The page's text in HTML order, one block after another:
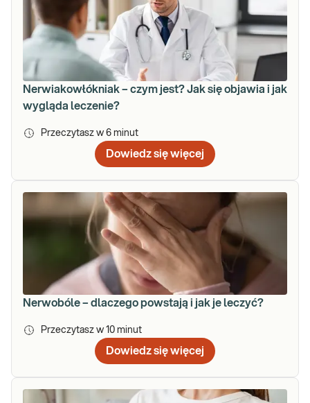
Nerwiakowłókniak – czym jest? Jak się objawia i jak
wygląda leczenie?
Przeczytasz w 6 minut
Dowiedz się więcej
Nerwobóle – dlaczego powstają i jak je leczyć?
Przeczytasz w 10 minut
Dowiedz się więcej